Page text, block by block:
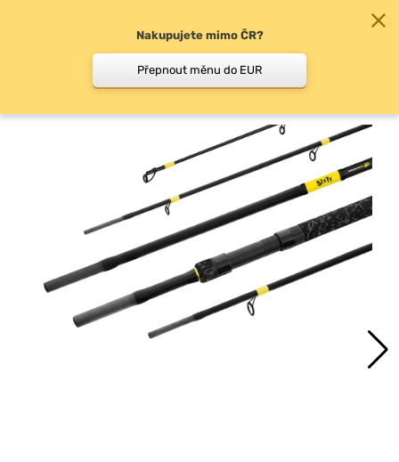
Cestovní pruty
Nakupujete mimo ČR?
Přepnout měnu do EUR